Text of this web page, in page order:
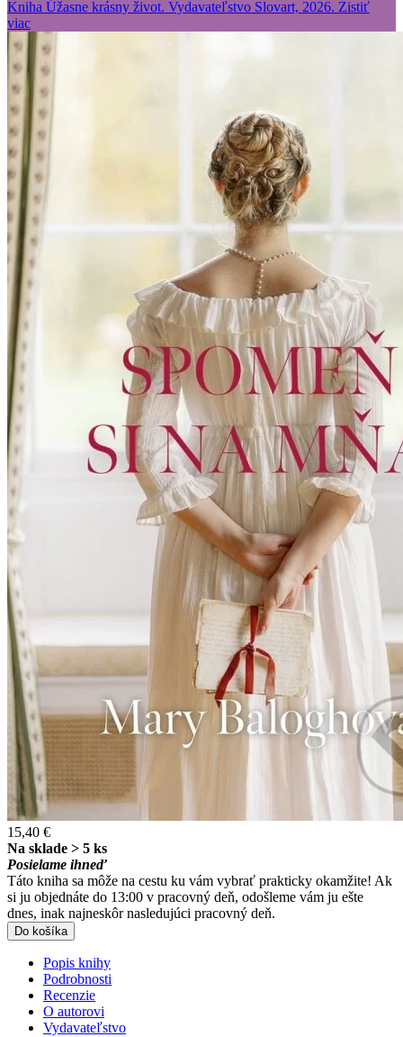
15,40 €
Na sklade > 5 ks
Posielame ihneď
Táto kniha sa môže na cestu ku vám vybrať prakticky okamžite! Ak
si ju objednáte do 13:00 v pracovný deň, odošleme vám ju ešte
dnes, inak najneskôr nasledujúci pracovný deň.
Do košíka
Popis knihy
Podrobnosti
Recenzie
O autorovi
Vydavateľstvo